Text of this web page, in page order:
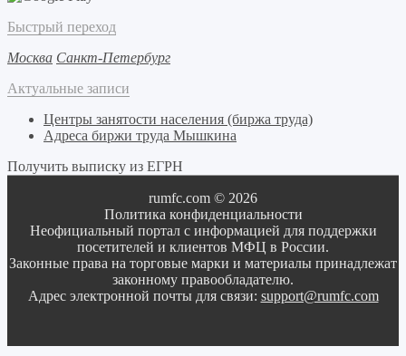
Быстрый переход
Москва Санкт-Петербург
Актуальные записи
Центры занятости населения (биржа труда)
Адреса биржи труда Мышкина
Получить выписку из ЕГРН
rumfc.com © 2026
Политика конфиденциальности
Неофициальный портал с информацией для поддержки
посетителей и клиентов МФЦ в России.
Законные права на торговые марки и материалы принадлежат
законному правообладателю.
Адрес электронной почты для связи: support@rumfc.com